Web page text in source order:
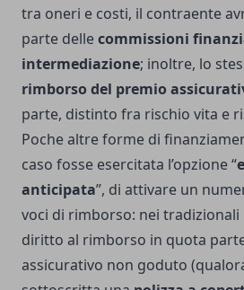
tra oneri e costi, il contraente
parte dellecommissioni
intermediazione; inoltre, lo
rimborso del premio
parte, distinto fra rischio vita e
Poche altre forme di
caso fosse esercitata l’opzione “
anticipata”, di attivare un
voci di rimborso: nei
diritto al rimborso in quota
assicurativo non goduto